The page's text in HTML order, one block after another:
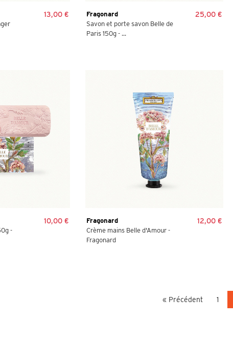
13,00 €
Fragonard
Savon et porte savon Belle de
Paris 150g - ...
25,00 €
-
10,00 €
Fragonard
Crème mains Belle d'Amour -
Fragonard
12,00 €
« Précédent 1